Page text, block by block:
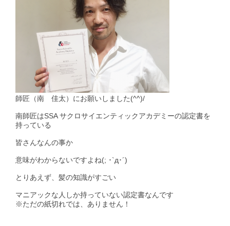
師匠（南 佳太）にお願いしました(^^)/
南師匠はSSA サクロサイエンティックアカデミーの認定書を
持っている
皆さんなんの事か
意味がわからないですよね(; ･`д･´)
とりあえず、髪の知識がすごい
マニアックな人しか持っていない認定書なんです
※ただの紙切れでは、ありません！